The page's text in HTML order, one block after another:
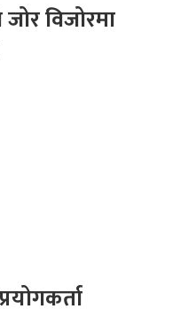
विजोरमा